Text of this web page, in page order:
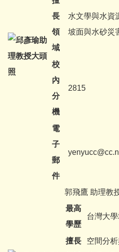
長
領
域
水文學與水資
坡面與水砂災
校
內
分
機
2815
電
子
郵
件
郭飛鷹 助理教
最高
學歷
台灣大
擅長
空間分